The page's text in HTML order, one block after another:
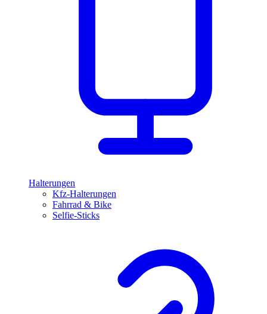
Halterungen
Kfz-Halterungen
Fahrrad & Bike
Selfie-Sticks